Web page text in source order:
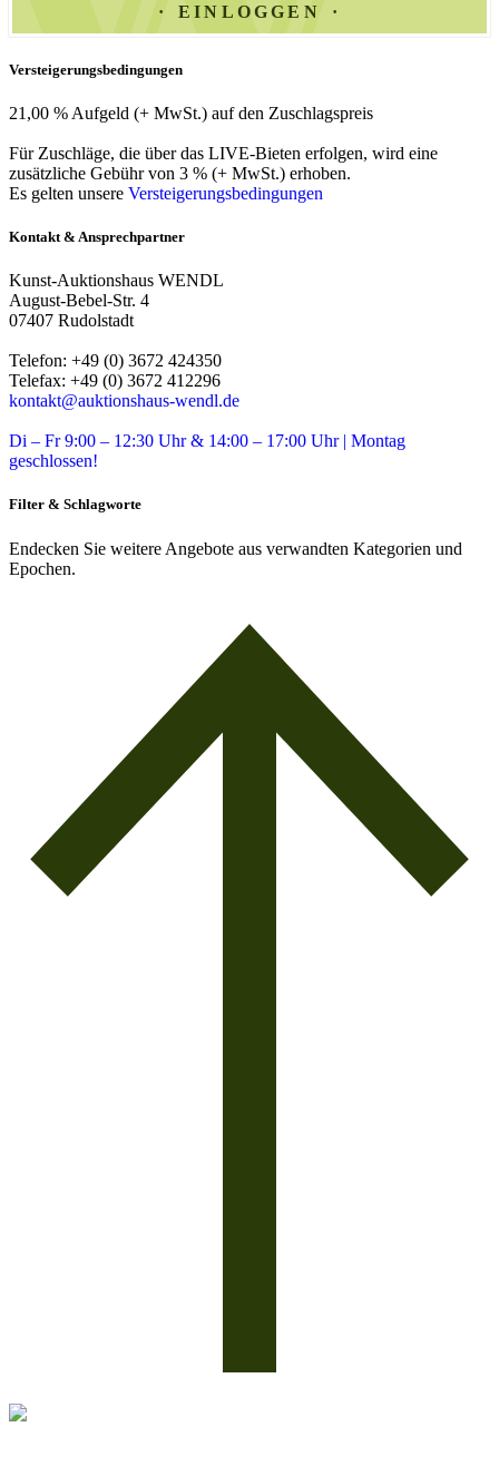
EINLOGGEN
Versteigerungsbedingungen
21,00 % Aufgeld (+ MwSt.) auf den Zuschlagspreis
Für Zuschläge, die über das LIVE-Bieten erfolgen, wird eine
zusätzliche Gebühr von 3 % (+ MwSt.) erhoben.
Es gelten unsere Versteigerungsbedingungen
Kontakt & Ansprechpartner
Kunst-Auktionshaus WENDL
August-Bebel-Str. 4
07407 Rudolstadt
Telefon: +49 (0) 3672 424350
Telefax: +49 (0) 3672 412296
kontakt@auktionshaus-wendl.de
Di – Fr 9:00 – 12:30 Uhr & 14:00 – 17:00 Uhr | Montag
geschlossen!
Filter & Schlagworte
Endecken Sie weitere Angebote aus verwandten Kategorien und
Epochen.